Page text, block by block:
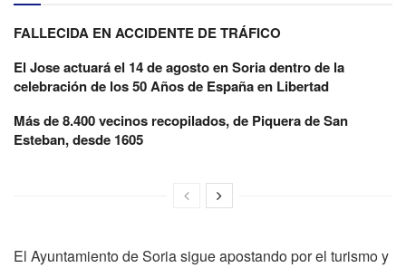
FALLECIDA EN ACCIDENTE DE TRÁFICO
El Jose actuará el 14 de agosto en Soria dentro de la
celebración de los 50 Años de España en Libertad
Más de 8.400 vecinos recopilados, de Piquera de San
Esteban, desde 1605
El Ayuntamiento de Soria sigue apostando por el turismo y